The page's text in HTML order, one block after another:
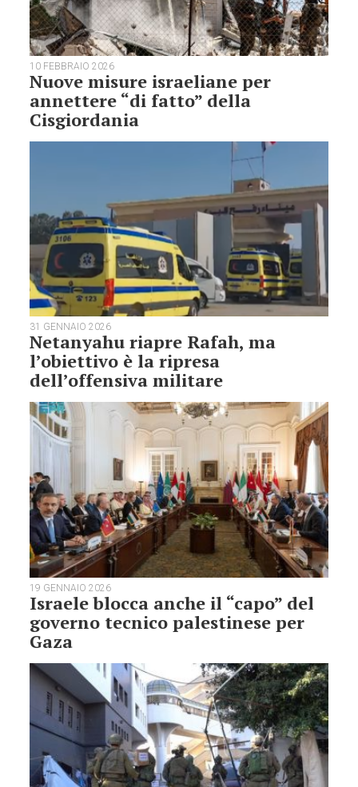
10 FEBBRAIO 2026
Nuove misure israeliane per
annettere “di fatto” della
Cisgiordania
31 GENNAIO 2026
Netanyahu riapre Rafah, ma
l’obiettivo è la ripresa
dell’offensiva militare
19 GENNAIO 2026
Israele blocca anche il “capo” del
governo tecnico palestinese per
Gaza